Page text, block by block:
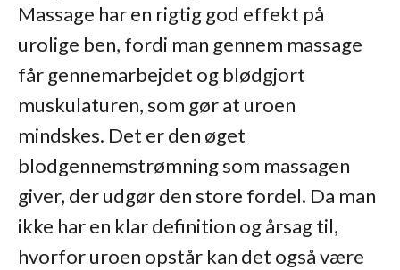
Massage har en rigtig god effekt på
urolige ben, fordi man gennem massage
får gennemarbejdet og blødgjort
muskulaturen, som gør at uroen
mindskes. Det er den øget
blodgennemstrømning som massagen
giver, der udgør den store fordel. Da man
ikke har en klar definition og årsag til,
hvorfor uroen opstår kan det også være